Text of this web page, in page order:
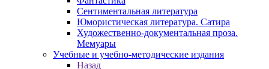
Сентиментальная литература
Юмористическая литература. Сатира
Художественно-документальная проза.
Мемуары
Учебные и учебно-методические издания
Назад